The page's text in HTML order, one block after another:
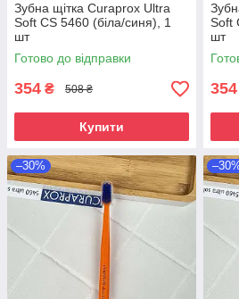
Зубна щітка Curaprox Ultra
Soft CS 5460 (біла/синя), 1
шт
Готово до відправки
354 ₴ 508 ₴
Купити
Soft
шт
354
–30%